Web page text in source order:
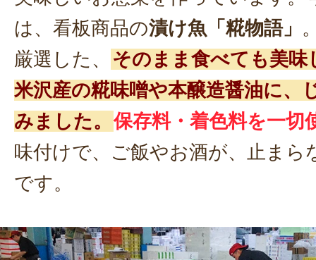
は、看板商品の漬け魚「糀物語」
厳選した、
そのまま食べても美味
米沢産の糀味噌や本醸造醤油に、
みました。 保存料・着色料を一切
味付けで、ご飯やお酒が、止まら
です。